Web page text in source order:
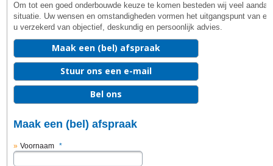
Om tot een goed onderbouwde keuze te komen besteden wij veel
situatie. Uw wensen en omstandigheden vormen het uitgangspunt van
u verzekerd van objectief, deskundig en persoonlijk advies.
Maak een (bel) afspraak
Stuur ons een e-mail
Bel ons
Maak een (bel) afspraak
Voornaam *